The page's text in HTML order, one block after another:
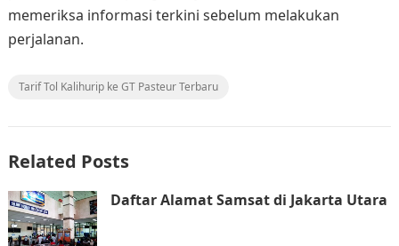
memeriksa informasi terkini sebelum melakukan
perjalanan.
Tarif Tol Kalihurip ke GT Pasteur Terbaru
Related Posts
Daftar Alamat Samsat di Jakarta Utara